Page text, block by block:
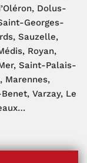
Dolus-
Georges-
Sauzelle,
Royan,
Saint-Palais-
Marennes,
Varzay, Le